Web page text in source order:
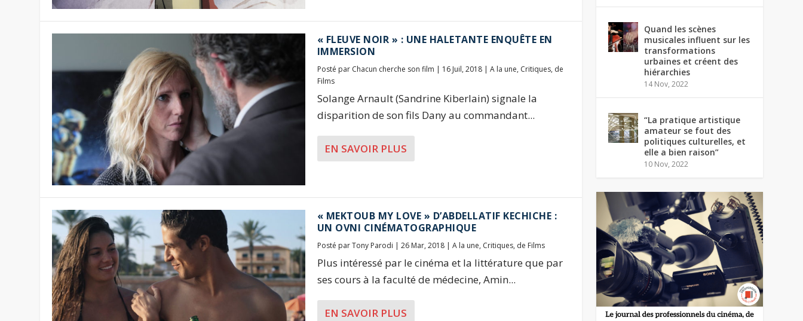
« FLEUVE NOIR » : UNE HALETANTE ENQUÊTE EN
IMMERSION
Posté par Chacun cherche son film | 16 Juil, 2018| A la une, Critiques, de
Films
Solange Arnault (Sandrine Kiberlain) signale la
disparition de son fils Dany au commandant...
EN SAVOIR PLUS
« MEKTOUB MY LOVE » D’ABDELLATIF KECHICHE :
UN OVNI CINÉMATOGRAPHIQUE
Posté parTony Parodi | 26 Mar, 2018| A la une, Critiques, de Films
Plus intéressé par le cinéma et la littérature que par
ses cours à la faculté de médecine, Amin...
EN SAVOIR PLUS
Quand les scènes
musicales influent sur les
transformations
urbaines et créent des
hiérarchies
14 Nov, 2022
“La pratique artistique
amateur se fout des
politiques culturelles, et
elle a bien raison”
10 Nov, 2022